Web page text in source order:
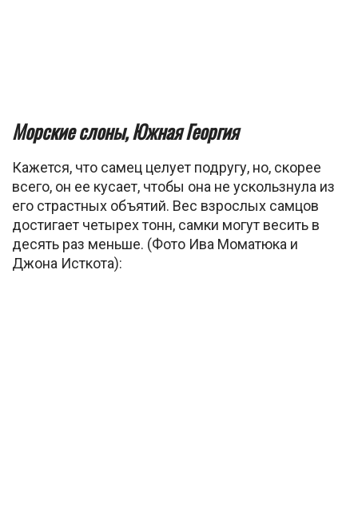
Морские слоны, Южная Георгия
Кажется, что самец целует подругу, но, скорее
всего, он ее кусает, чтобы она не ускользнула из
его страстных объятий. Вес взрослых самцов
достигает четырех тонн, самки могут весить в
десять раз меньше. (Фото Ива Моматюка и
Джона Исткота):